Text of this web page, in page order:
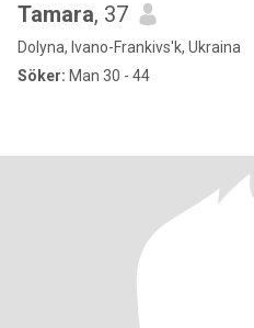
Tamara, 37
Dolyna, Ivano-Frankivs'k, Ukraina
Söker: Man 30 - 44